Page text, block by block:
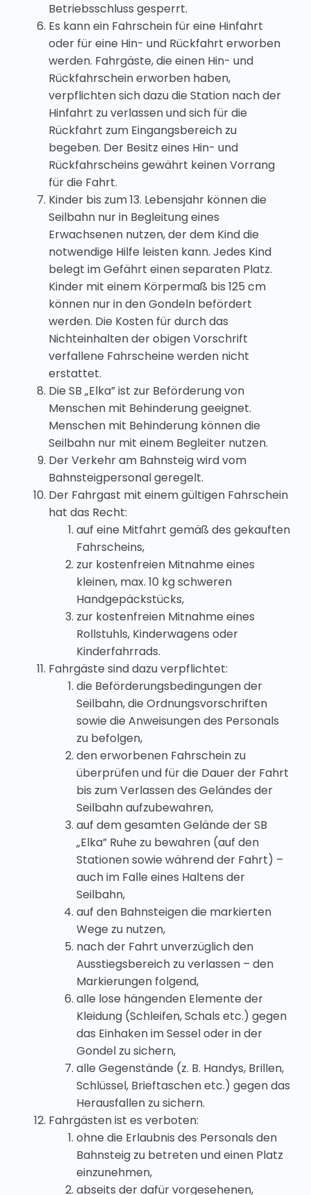
Betriebsschluss gesperrt.
Es kann ein Fahrschein für eine Hinfahrt
oder für eine Hin- und Rückfahrt erworben
werden. Fahrgäste, die einen Hin- und
Rückfahrschein erworben haben,
verpflichten sich dazu die Station nach der
Hinfahrt zu verlassen und sich für die
Rückfahrt zum Eingangsbereich zu
begeben. Der Besitz eines Hin- und
Rückfahrscheins gewährt keinen Vorrang
für die Fahrt.
Kinder bis zum 13. Lebensjahr können die
Seilbahn nur in Begleitung eines
Erwachsenen nutzen, der dem Kind die
notwendige Hilfe leisten kann. Jedes Kind
belegt im Gefährt einen separaten Platz.
Kinder mit einem Körpermaß bis 125 cm
können nur in den Gondeln befördert
werden. Die Kosten für durch das
Nichteinhalten der obigen Vorschrift
verfallene Fahrscheine werden nicht
erstattet.
Die SB „Elka” ist zur Beförderung von
Menschen mit Behinderung geeignet.
Menschen mit Behinderung können die
Seilbahn nur mit einem Begleiter nutzen.
Der Verkehr am Bahnsteig wird vom
Bahnsteigpersonal geregelt.
Der Fahrgast mit einem gültigen Fahrschein
hat das Recht:
auf eine Mitfahrt gemäß des gekauften
Fahrscheins,
zur kostenfreien Mitnahme eines
kleinen, max. 10 kg schweren
Handgepäckstücks,
zur kostenfreien Mitnahme eines
Rollstuhls, Kinderwagens oder
Kinderfahrrads.
Fahrgäste sind dazu verpflichtet:
die Beförderungsbedingungen der
Seilbahn, die Ordnungsvorschriften
sowie die Anweisungen des Personals
zu befolgen,
den erworbenen Fahrschein zu
überprüfen und für die Dauer der Fahrt
bis zum Verlassen des Geländes der
Seilbahn aufzubewahren,
auf dem gesamten Gelände der SB
„Elka” Ruhe zu bewahren (auf den
Stationen sowie während der Fahrt) –
auch im Falle eines Haltens der
Seilbahn,
auf den Bahnsteigen die markierten
Wege zu nutzen,
nach der Fahrt unverzüglich den
Ausstiegsbereich zu verlassen – den
Markierungen folgend,
alle lose hängenden Elemente der
Kleidung (Schleifen, Schals etc.) gegen
das Einhaken im Sessel oder in der
Gondel zu sichern,
alle Gegenstände (z. B. Handys, Brillen,
Schlüssel, Brieftaschen etc.) gegen das
Herausfallen zu sichern.
Fahrgästen ist es verboten:
ohne die Erlaubnis des Personals den
Bahnsteig zu betreten und einen Platz
einzunehmen,
abseits der dafür vorgesehenen,